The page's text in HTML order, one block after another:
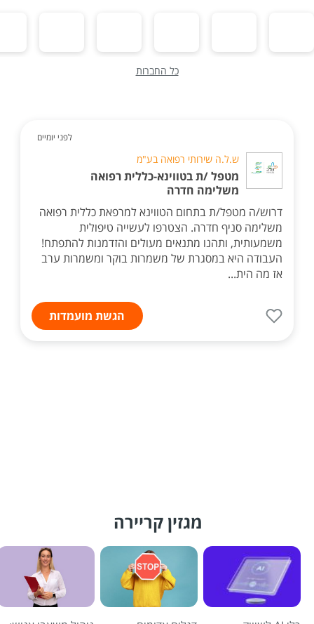
כל החברות
לפני יומיים
ש.ל.ה שירותי רפואה בע"מ
מטפל /ת בטווינא-כללית רפואה
משלימה חדרה
דרוש/ה מטפל/ת בתחום הטווינא למרפאת כללית רפואה
משלימה סניף חדרה. הצטרפו לעשייה טיפולית
משמעותית, ותהנו מתנאים מעולים והזדמנות להתפתח!
העבודה היא במסגרת של משמרות בוקר ומשמרות ערב
אז מה הית...
הגשת מועמדות
מגזין קריירה